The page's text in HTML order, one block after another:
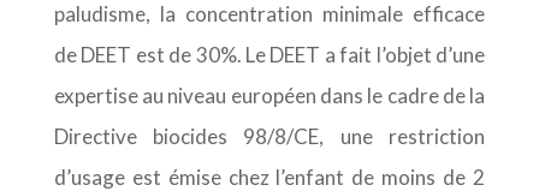
paludisme, la concentration minimale efficace
de DEET est de 30%. Le DEET a fait l’objet d’une
expertise au niveau européen dans le cadre de la
Directive biocides 98/8/CE, une restriction
d’usage est émise chez l’enfant de moins de 2